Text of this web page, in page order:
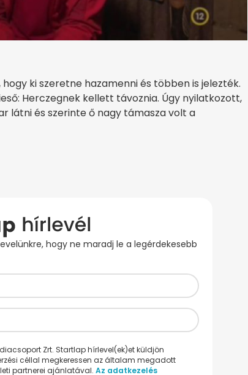
ki szeretne hazamenni és többen is jelezték.
Herczegnek kellett távoznia. Úgy nyilatkozott,
látni és szerinte ő nagy támasza volt a
hogy ne maradj le a legérdekesebb
Zrt. Startlap hírlevel(ek)et küldjön
céllal megkeressen az általam megadott
partnerei ajánlatával. Az adatkezelés